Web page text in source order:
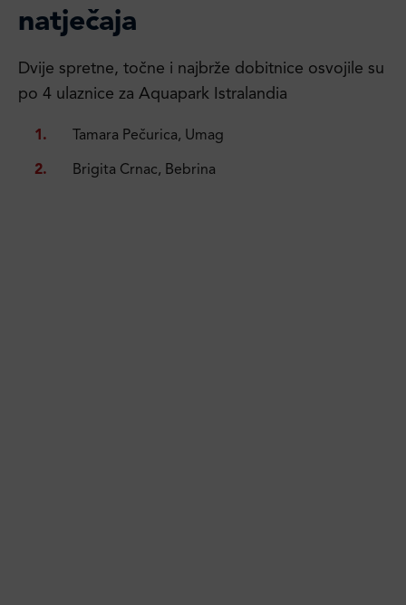
natječaja
Dvije spretne, točne i najbrže dobitnice osvojile su
po 4 ulaznice za Aquapark Istralandia
Tamara Pečurica, Umag
Brigita Crnac, Bebrina